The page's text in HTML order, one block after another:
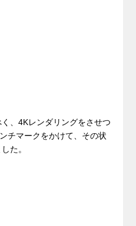
、4Kレンダリングをさせつ
チマークをかけて、その状
た。